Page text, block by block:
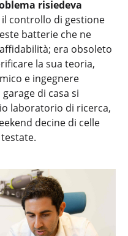
risiedeva
il controllo di gestione
batterie che ne
era obsoleto
la sua teoria,
e ingegnere
di casa si
laboratorio di ricerca,
decine di celle